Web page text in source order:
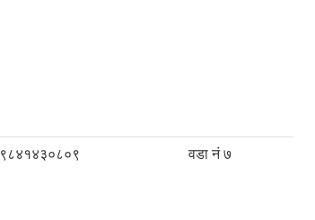
९८४१४३०८०९ वडा नं ७